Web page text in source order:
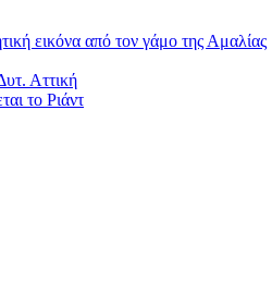
εικόνα από τον γάμο της Αμαλίας
Αττική
το Ριάντ